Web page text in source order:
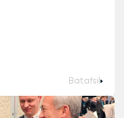
Batafsil